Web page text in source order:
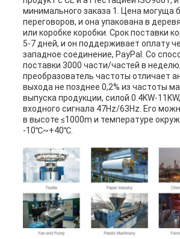
минимального заказа 1. Цена могуща
переговоров, и она упакована в
или коробке коробки. Срок поставки
5-7 дней, и он поддерживает оплату
западное соединение, PayPal. Со
поставки 3000 части/частей в
преобразователь частоты отличает
выхода не позднее 0,2% из частоты
выпуска продукции, силой 0.4KW-
входного сигнала 47Hz/63Hz. Его
в высоте ≤1000m и температуре
-10℃~+40℃.